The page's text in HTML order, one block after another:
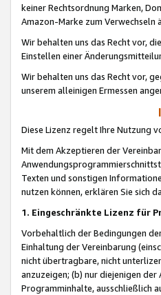
keiner Rechtsordnung Marken,
Amazon-Marke zum Verwechseln
Wir behalten uns das Recht vor,
Einstellen einer
Wir behalten uns das Recht vor,
unserem alleinigen Ermessen
Diese Lizenz regelt Ihre Nutzung
Mit dem Akzeptieren der
Texten und sonstigen
nutzen können, erklären Sie sich
1. Eingeschränkte Lizenz für
Vorbehaltlich der Bedingungen
Einhaltung der Vereinbarung
nicht übertragbare, nicht
anzuzeigen; (b) nur diejenigen
Programminhalte, ausschließlich